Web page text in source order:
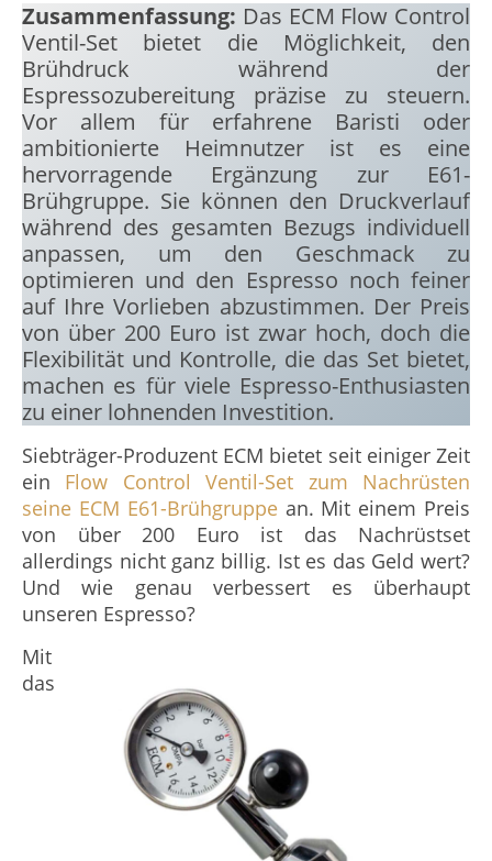
Zusammenfassung: Das ECM Flow Control
Ventil-Set bietet die Möglichkeit, den
Brühdruck während der
Espressozubereitung präzise zu steuern.
Vor allem für erfahrene Baristi oder
ambitionierte Heimnutzer ist es eine
hervorragende Ergänzung zur E61-
Brühgruppe. Sie können den Druckverlauf
während des gesamten Bezugs individuell
anpassen, um den Geschmack zu
optimieren und den Espresso noch feiner
auf Ihre Vorlieben abzustimmen. Der Preis
von über 200 Euro ist zwar hoch, doch die
Flexibilität und Kontrolle, die das Set bietet,
machen es für viele Espresso-Enthusiasten
zu einer lohnenden Investition.
Siebträger-Produzent ECM bietet seit einiger Zeit
ein Flow Control Ventil-Set zum Nachrüsten
seine ECM E61-Brühgruppean. Mit einem Preis
von über 200 Euro ist das Nachrüstset
allerdings nicht ganz billig. Ist es das Geld wert?
Und wie genau verbessert es überhaupt
unseren Espresso?
Mit
das